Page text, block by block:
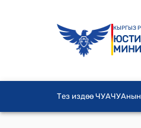
КЫРГЫЗ
Тез издөө ЧУАЧУАнын